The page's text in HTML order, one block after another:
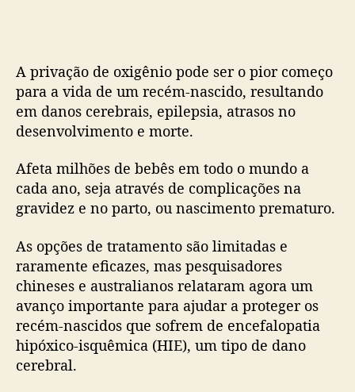
A privação de oxigênio pode ser o pior começo
para a vida de um recém-nascido, resultando
em danos cerebrais, epilepsia, atrasos no
desenvolvimento e morte.
Afeta milhões de bebês em todo o mundo a
cada ano, seja através de complicações na
gravidez e no parto, ou nascimento prematuro.
As opções de tratamento são limitadas e
raramente eficazes, mas pesquisadores
chineses e australianos relataram agora um
avanço importante para ajudar a proteger os
recém-nascidos que sofrem de encefalopatia
hipóxico-isquêmica (HIE), um tipo de dano
cerebral.